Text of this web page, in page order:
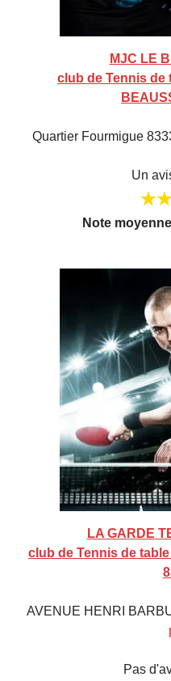
MJC LE
club de Tennis de
Quartier Fourmigue
Un
Note
LA GARDE
club de Tennis de
AVENUE HENRI
Pas